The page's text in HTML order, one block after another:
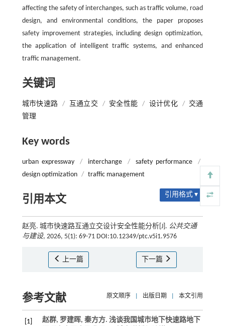
affecting the safety of interchanges, such as traffic volume, road
design, and environmental conditions, the paper proposes
safety improvement strategies, including design optimization,
the application of intelligent traffic systems, and enhanced
traffic management.
关键词
城市快速路 / 互通立交 / 安全性能 / 设计优化 /
交通
管理
Key words
urban expressway / interchange / safety performance
/
design optimization / traffic management
引用本文 引用格式 ▾
赵亮. 城市快速路互通立交设计安全性能分析[J]. 公共交通
与建设, 2026, 5(1): 69-71 DOI:10.12349/ptc.v5i1.9576
上一篇 下一篇
参考文献 原文顺序 出版日期 本文引用
[1]
赵群, 罗建晖, 秦方方. 浅谈我国城市地下快速路地下